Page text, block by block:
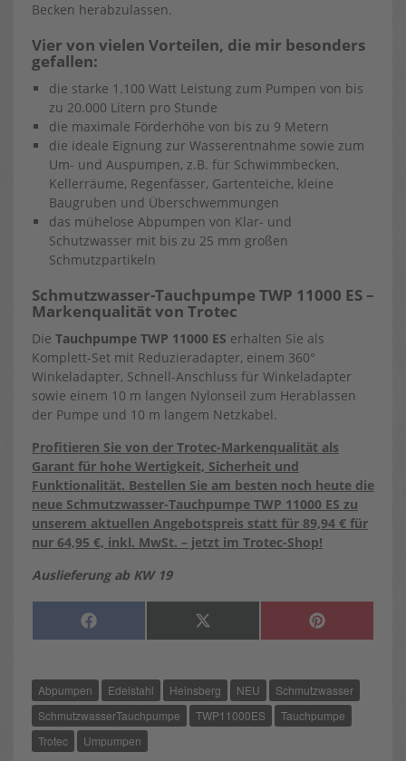
Becken herabzulassen.
Vier von vielen Vorteilen, die mir besonders
gefallen:
die starke 1.100 Watt Leistung zum Pumpen von bis
zu 20.000 Litern pro Stunde
die maximale Förderhöhe von bis zu 9 Metern
die ideale Eignung zur Wasserentnahme sowie zum
Um- und Auspumpen, z.B. für Schwimmbecken,
Kellerräume, Regenfässer, Gartenteiche, kleine
Baugruben und Überschwemmungen
das mühelose Abpumpen von Klar- und
Schutzwasser mit bis zu 25 mm großen
Schmutzpartikeln
Schmutzwasser-Tauchpumpe TWP 11000 ES –
Markenqualität von Trotec
Die Tauchpumpe TWP 11000 ES erhalten Sie als
Komplett-Set mit Reduzieradapter, einem 360°
Winkeladapter, Schnell-Anschluss für Winkeladapter
sowie einem 10 m langen Nylonseil zum Herablassen
der Pumpe und 10 m langem Netzkabel.
Profitieren Sie von der Trotec-Markenqualität als
Garant für hohe Wertigkeit, Sicherheit und
Funktionalität. Bestellen Sie am besten noch heute die
neue Schmutzwasser-Tauchpumpe TWP 11000 ES zu
unserem aktuellen Angebotspreis statt für 89,94 € für
nur 64,95 €, inkl. MwSt. – jetzt im Trotec-Shop!
Auslieferung ab KW 19
SHARE
F
A
O
K
SHARE
X
(
T
T
E
R
)
SHARE
P
I
R
E
S
T
Abpumpen Edelstahl Heinsberg NEU
Schmutzwasser
SchmutzwasserTauchpumpe
TWP11000ES
Tauchpumpe
Trotec
Umpumpen